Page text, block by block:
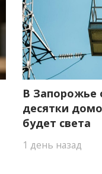
В Запорожье
десятки
будет света
1 день назад